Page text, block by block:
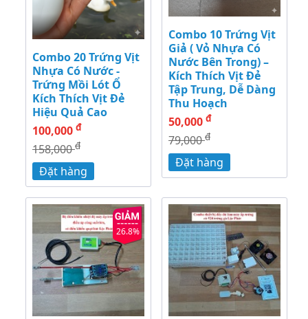
Combo 20 Trứng Vịt
Nhựa Có Nước -
Trứng Mồi Lót Ổ
Kích Thích Vịt Đẻ
Hiệu Quả Cao
100,000 đ
158,000đ
Đặt hàng
Combo 10 Trứng Vịt
Giả ( Vỏ Nhựa Có
Nước Bên Trong) –
Kích Thích Vịt Đẻ
Tập Trung, Dễ Dàng
Thu Hoạch
50,000 đ
79,000đ
Đặt hàng
26.8%